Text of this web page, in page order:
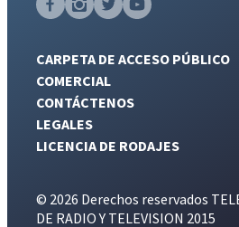
CARPETA DE ACCESO PÚBLICO
COMERCIAL
CONTÁCTENOS
LEGALES
LICENCIA DE RODAJES
© 2026 Derechos reservados
DE RADIO Y TELEVISION 2015